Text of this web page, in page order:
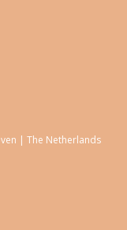
| The Netherlands